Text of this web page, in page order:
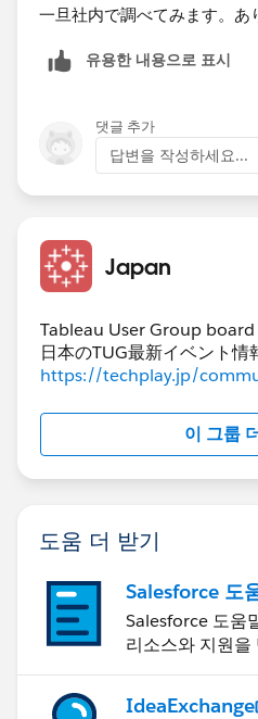
一旦社内で調べてみます。あ
유용한 내용으로 표시
댓글 추가
답변을 작성하세요...
Japan
Tableau User Group
日本のTUG最新イベント情
https://techplay.jp/
이 그룹
도움 더 받기
Salesforce 도
Salesforce 도움
리소스와 지원을
IdeaExchange